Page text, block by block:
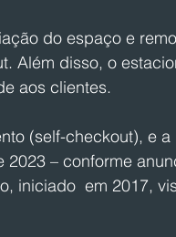
do espaço e
Além disso, o
aos clientes.
(self-checkout), e a
– conforme
iniciado  em 2017,